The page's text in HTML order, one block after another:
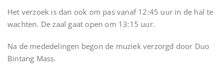
Het verzoek is dan ook om pas vanaf 12:45 uur in de hal te
wachten. De zaal gaat open om 13:15 uur.
Na de mededelingen begon de muziek verzorgd door Duo
Bintang Mass.